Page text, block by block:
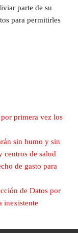
parte de su
para permitirles
primera vez los
sin humo y sin
centros de salud
de gasto para
de Datos por
inexistente